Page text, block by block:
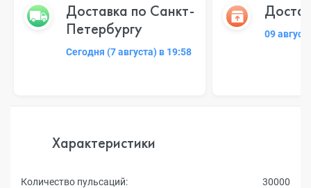
Доставка по Санкт-
Петербургу
Сегодня (7 августа) в 19:58
09
Характеристики
Количество пульсаций: 30000